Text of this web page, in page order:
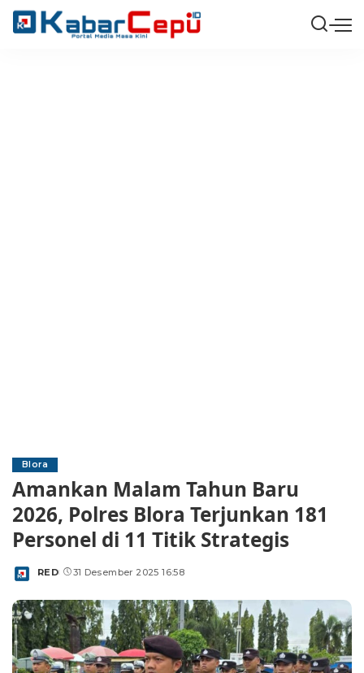
Blora
Amankan Malam Tahun Baru
2026, Polres Blora Terjunkan 181
Personel di 11 Titik Strategis
Posted
RED 31 Desember 2025 16:58